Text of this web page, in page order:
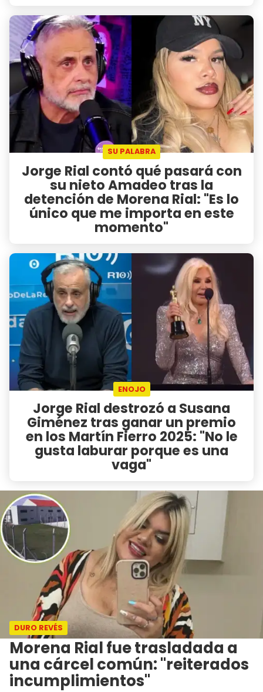
SU PALABRA
Jorge Rial contó qué pasará con
su nieto Amadeo tras la
detención de Morena Rial: "Es lo
único que me importa en este
momento"
ENOJO
Jorge Rial destrozó a Susana
Giménez tras ganar un premio
en los Martín Fierro 2025: "No le
gusta laburar porque es una
vaga"
DURO REVÉS
Morena Rial fue trasladada a
una cárcel común: "reiterados
incumplimientos"